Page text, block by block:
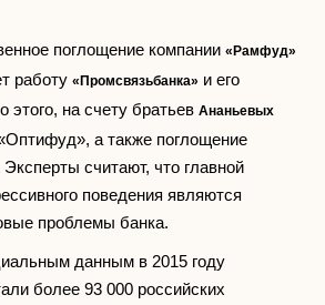
поглощение компании «Рамфуд»
работу «Промсвязьбанка» и его
на счету братьев Ананьевых
а также поглощение
считают, что главной
поведения являются
проблемы банка.
данным в 2015 году
более 93 000 российских